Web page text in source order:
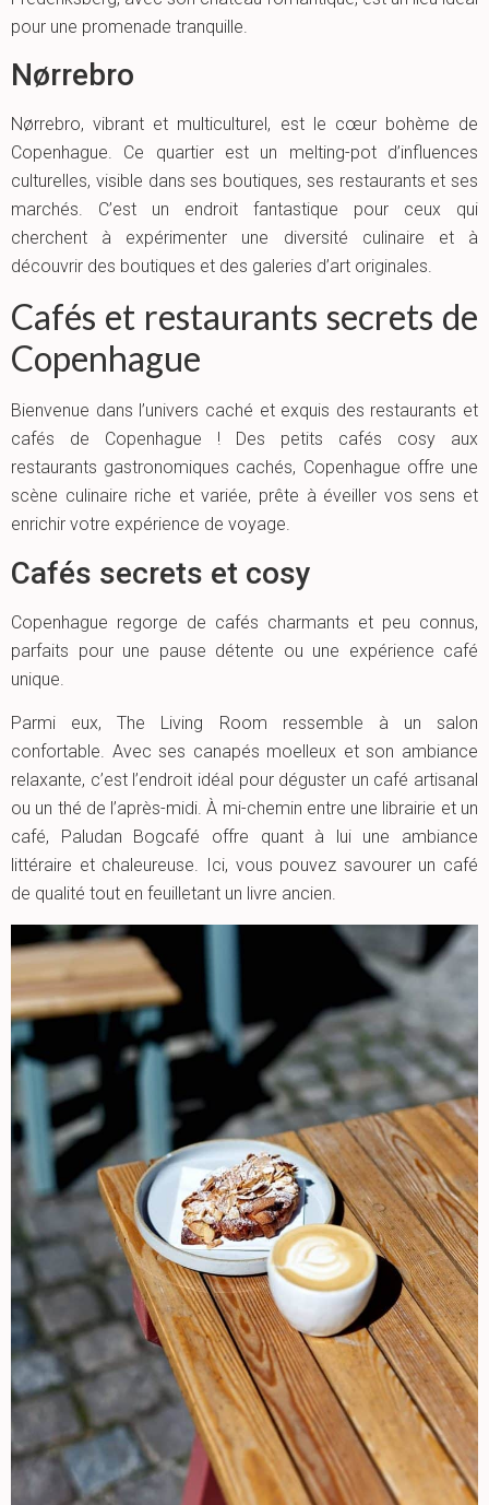
pour une promenade tranquille.
Nørrebro
Nørrebro, vibrant et multiculturel, est le cœur bohème de
Copenhague. Ce quartier est un melting-pot d’influences
culturelles, visible dans ses boutiques, ses restaurants et ses
marchés. C’est un endroit fantastique pour ceux qui
cherchent à expérimenter une diversité culinaire et à
découvrir des boutiques et des galeries d’art originales.
Cafés et restaurants secrets de
Copenhague
Bienvenue dans l’univers caché et exquis des restaurants et
cafés de Copenhague ! Des petits cafés cosy aux
restaurants gastronomiques cachés, Copenhague offre une
scène culinaire riche et variée, prête à éveiller vos sens et
enrichir votre expérience de voyage.
Cafés secrets et cosy
Copenhague regorge de cafés charmants et peu connus,
parfaits pour une pause détente ou une expérience café
unique.
Parmi eux, The Living Room ressemble à un salon
confortable. Avec ses canapés moelleux et son ambiance
relaxante, c’est l’endroit idéal pour déguster un café artisanal
ou un thé de l’après-midi. À mi-chemin entre une librairie et un
café, Paludan Bogcafé offre quant à lui une ambiance
littéraire et chaleureuse. Ici, vous pouvez savourer un café
de qualité tout en feuilletant un livre ancien.